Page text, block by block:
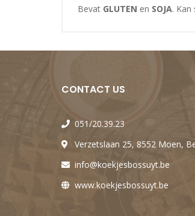
Bevat GLUTEN en SOJA.
CONTACT US
051/20.39.23
Verzetslaan 25, 8552 Moen,
info@koekjesbossuyt.be
www.koekjesbossuyt.be